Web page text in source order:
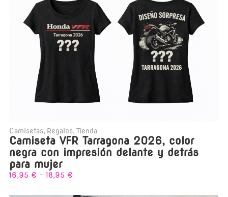
Camisetas, Regalos, Tienda
Camiseta VFR Tarragona 2026, color
negra con impresión delante y detrás
para mujer
16,95 € - 18,95 €